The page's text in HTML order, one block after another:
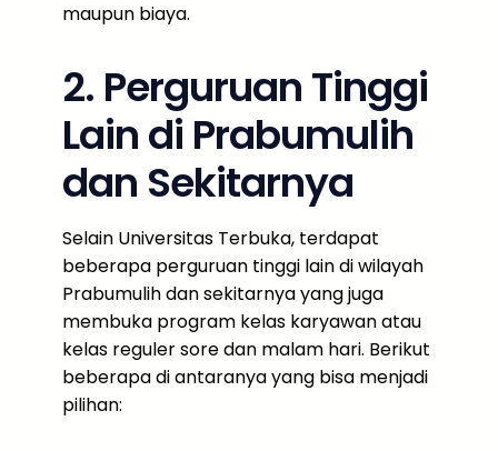
maupun biaya.
2. Perguruan Tinggi
Lain di Prabumulih
dan Sekitarnya
Selain Universitas Terbuka, terdapat
beberapa perguruan tinggi lain di wilayah
Prabumulih dan sekitarnya yang juga
membuka program kelas karyawan atau
kelas reguler sore dan malam hari. Berikut
beberapa di antaranya yang bisa menjadi
pilihan: